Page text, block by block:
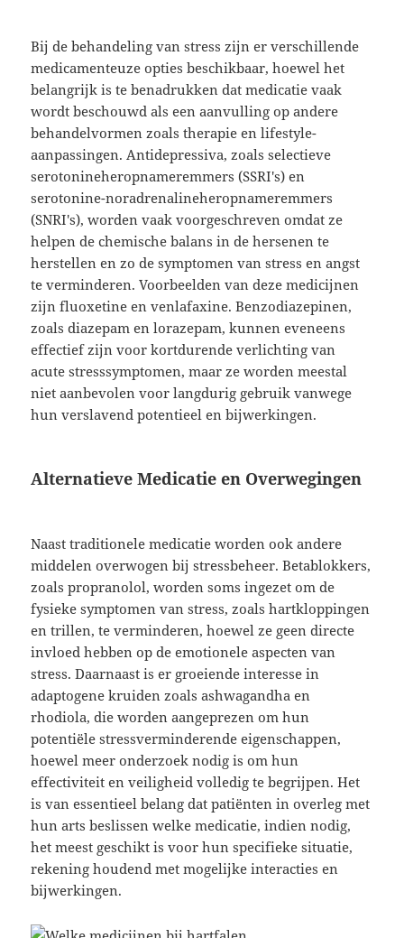
Bij de behandeling van stress zijn er verschillende
medicamenteuze opties beschikbaar, hoewel het
belangrijk is te benadrukken dat medicatie vaak
wordt beschouwd als een aanvulling op andere
behandelvormen zoals therapie en lifestyle-
aanpassingen. Antidepressiva, zoals selectieve
serotonineheropnameremmers (SSRI's) en
serotonine-noradrenalineheropnameremmers
(SNRI's), worden vaak voorgeschreven omdat ze
helpen de chemische balans in de hersenen te
herstellen en zo de symptomen van stress en angst
te verminderen. Voorbeelden van deze medicijnen
zijn fluoxetine en venlafaxine. Benzodiazepinen,
zoals diazepam en lorazepam, kunnen eveneens
effectief zijn voor kortdurende verlichting van
acute stresssymptomen, maar ze worden meestal
niet aanbevolen voor langdurig gebruik vanwege
hun verslavend potentieel en bijwerkingen.
Alternatieve Medicatie en Overwegingen
Naast traditionele medicatie worden ook andere
middelen overwogen bij stressbeheer. Betablokkers,
zoals propranolol, worden soms ingezet om de
fysieke symptomen van stress, zoals hartkloppingen
en trillen, te verminderen, hoewel ze geen directe
invloed hebben op de emotionele aspecten van
stress. Daarnaast is er groeiende interesse in
adaptogene kruiden zoals ashwagandha en
rhodiola, die worden aangeprezen om hun
potentiële stressverminderende eigenschappen,
hoewel meer onderzoek nodig is om hun
effectiviteit en veiligheid volledig te begrijpen. Het
is van essentieel belang dat patiënten in overleg met
hun arts beslissen welke medicatie, indien nodig,
het meest geschikt is voor hun specifieke situatie,
rekening houdend met mogelijke interacties en
bijwerkingen.